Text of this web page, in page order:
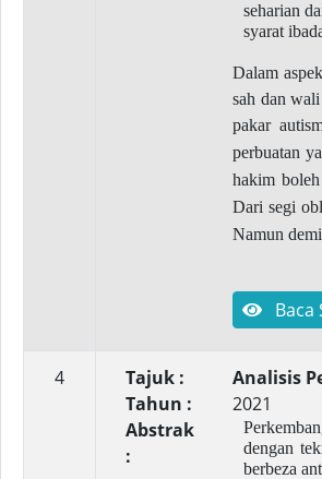
seharian
syarat
Dalam
sah dan
pakar
perbuatan
hakim
Dari segi
Namun
Baca
4 Tajuk :
Analisis
Tahun :
2021
Abstrak
:
dengan
berbeza